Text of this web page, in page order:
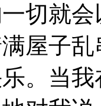
切就
屋子
。当